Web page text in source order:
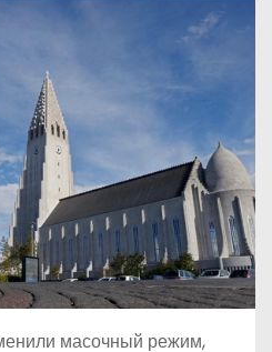
масочный режим,